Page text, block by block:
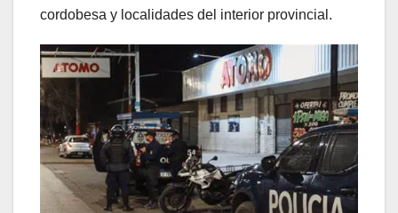
cordobesa y localidades del interior provincial.